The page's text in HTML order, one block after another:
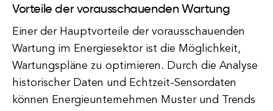
Vorteile der vorausschauenden Wartung
Einer der Hauptvorteile der vorausschauenden
Wartung im Energiesektor ist die Möglichkeit,
Wartungspläne zu optimieren. Durch die Analyse
historischer Daten und Echtzeit-Sensordaten
können Energieunternehmen Muster und Trends